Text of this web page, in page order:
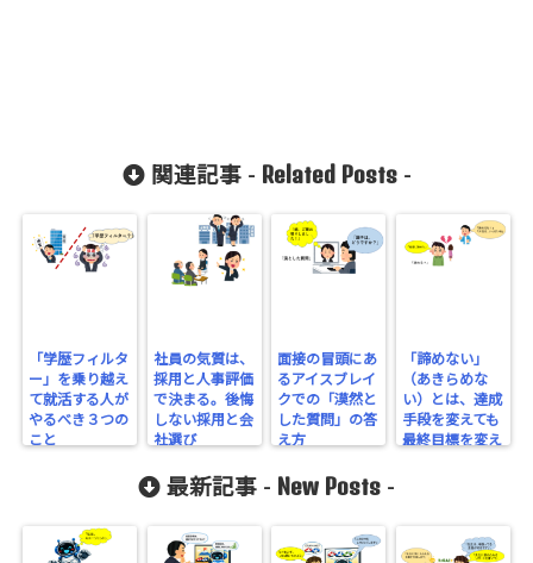
関連記事 - Related Posts-
「学歴フィルタ
ー」を乗り越え
て就活する人が
やるべき３つの
こと
社員の気質は、
採用と人事評価
で決まる。後悔
しない採用と会
社選び
面接の冒頭にあ
るアイスブレイ
クでの「漠然と
した質問」の答
え方
「諦めない」
（あきらめな
い）とは、達成
手段を変えても
最終目標を変え
最新記事 - New Posts -